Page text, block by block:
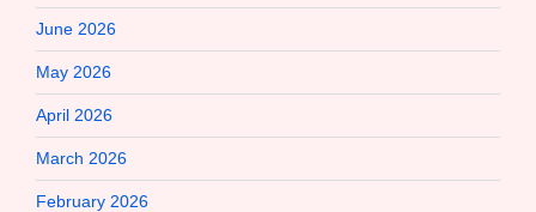
June 2026
May 2026
April 2026
March 2026
February 2026